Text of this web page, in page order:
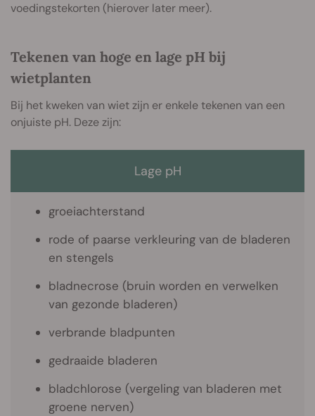
voedingstekorten (hierover later meer).
Tekenen van hoge en lage pH bij
wietplanten
Bij het kweken van wiet zijn er enkele tekenen van een
onjuiste pH. Deze zijn:
Lage pH
groeiachterstand
rode of paarse verkleuring van de bladeren
en stengels
bladnecrose (bruin worden en verwelken
van gezonde bladeren)
verbrande bladpunten
gedraaide bladeren
bladchlorose (vergeling van bladeren met
groene nerven)